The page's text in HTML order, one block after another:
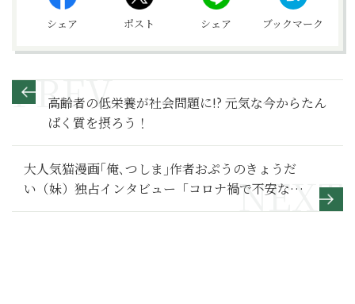
シェア ポスト シェア ブックマーク
高齢者の低栄養が社会問題に!? 元気な今からたん
ぱく質を摂ろう！
大人気猫漫画｢俺､つしま｣作者おぷうのきょうだ
い（妹）独占インタビュー「コロナ禍で不安な
中、猫たちが居てくれることが慰めになりまし